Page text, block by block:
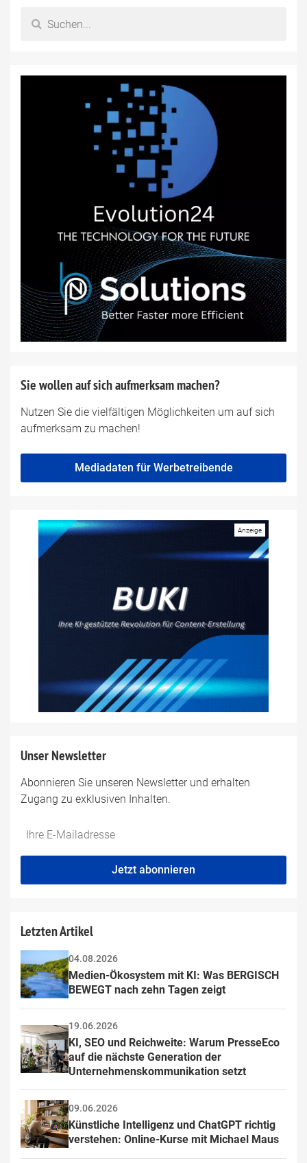
Sie wollen auf sich aufmerksam machen?
Nutzen Sie die vielfältigen Möglichkeiten um auf sich
aufmerksam zu machen!
Mediadaten für Werbetreibende
Unser Newsletter
Abonnieren Sie unseren Newsletter und erhalten
Zugang zu exklusiven Inhalten.
Do
*Ihre
Jetzt abonnieren
Letzten Artikel
04.08.2026
Medien-Ökosystem mit KI: Was BERGISCH
BEWEGT nach zehn Tagen zeigt
19.06.2026
KI, SEO und Reichweite: Warum PresseEco
auf die nächste Generation der
Unternehmenskommunikation setzt
09.06.2026
Künstliche Intelligenz und ChatGPT richtig
verstehen: Online-Kurse mit Michael Maus